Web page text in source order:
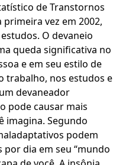
de Transtornos
vez em 2002,
O devaneio
queda significativa no
e em seu estilo de
trabalho, nos estudos e
devaneador
pode causar mais
imagina. Segundo
podem
dia em seu “mundo